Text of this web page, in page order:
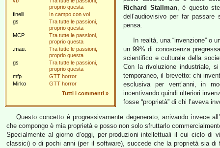
proprio questa
finelli
In campo con voi
gs
Tra tutte le passioni,
proprio questa
MCP
Tra tutte le passioni,
proprio questa
.mau.
Tra tutte le passioni,
proprio questa
gs
Tra tutte le passioni,
proprio questa
mfp
GTT horror
Mirko
GTT horror
Tutti i commenti »
Richard Stallman, è questo
dell’audiovisivo per far
pensa.
In realtà, una “invenzione” o
un 99% di conoscenza
scientifico e culturale della
Con la rivoluzione industriale, si
temporaneo, il brevetto: chi
esclusiva per vent’anni, in
incentivando quindi ulteriori
fosse “proprietà” di chi l’aveva
Questo concetto è progressivamente degenerato, arrivando invece
che compongo è mia proprietà e posso non solo sfruttarlo
Specialmente al giorno d’oggi, per produzioni intellettuali il cui ciclo di
classici) o di pochi anni (per il software), succede che la proprietà sia